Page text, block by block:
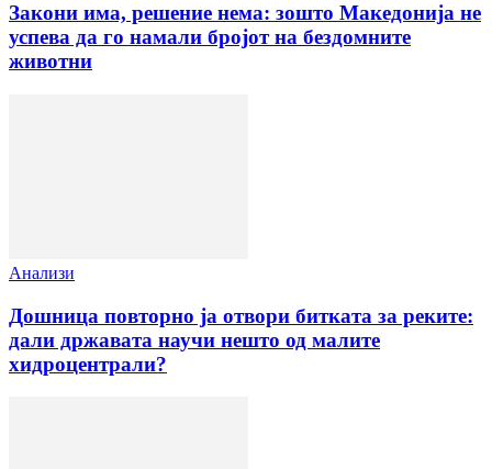
Закони има, решение нема: зошто Македонија не
успева да го намали бројот на бездомните
животни
Анализи
Дошница повторно ја отвори битката за реките:
дали државата научи нешто од малите
хидроцентрали?